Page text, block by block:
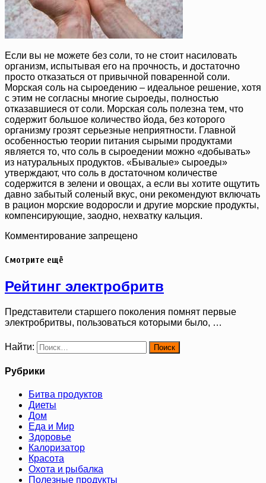
Если вы не можете без соли, то не стоит насиловать
организм, испытывая его на прочность, и достаточно
просто отказаться от привычной поваренной соли.
Морская соль на сыроедению – идеальное решение, хотя
с этим не согласны многие сыроеды, полностью
отказавшиеся от соли. Морская соль полезна тем, что
содержит большое количество йода, без которого
организму грозят серьезные неприятности. Главной
особенностью теории питания сырыми продуктами
является то, что соль в сыроедении можно «добывать»
из натуральных продуктов. «Бывалые» сыроеды»
утверждают, что соль в достаточном количестве
содержится в зелени и овощах, а если вы хотите ощутить
давно забытый соленый вкус, они рекомендуют включать
в рацион морские водоросли и другие морские продукты,
компенсирующие, заодно, нехватку кальция.
Комментирование запрещено
Смотрите ещё
Рейтинг электробритв
Представители старшего поколения помнят первые
электробритвы, пользоваться которыми было, …
Найти:
Рубрики
Битва продуктов
Диеты
Дом
Еда и Мир
Здоровье
Калоризатор
Красота
Охота и рыбалка
Полезные продукты